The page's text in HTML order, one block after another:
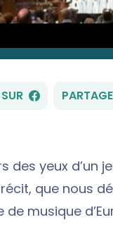
FACEBOOK
des yeux d’un
que nous
musique